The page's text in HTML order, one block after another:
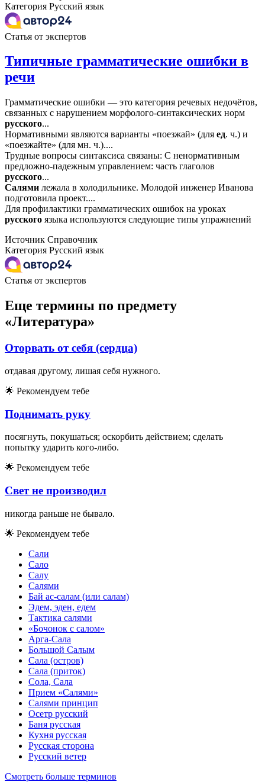
Категория Русский язык
Статья от экспертов
Типичные грамматические ошибки в
речи
Грамматические ошибки — это категория речевых недочётов,
связанных с нарушением морфолого-синтаксических норм
русского...
Нормативными являются варианты «поезжай» (для ед. ч.) и
«поезжайте» (для мн. ч.)....
Трудные вопросы синтаксиса связаны: С ненормативным
предложно-падежным управлением: часть глаголов
русского...
Салями лежала в холодильнике. Молодой инженер Иванова
подготовила проект....
Для профилактики грамматических ошибок на уроках
русского языка используются следующие типы упражнений
Источник Справочник
Категория Русский язык
Статья от экспертов
Еще термины по предмету
«Литература»
Оторвать от себя (сердца)
отдавая другому, лишая себя нужного.
🌟 Рекомендуем тебе
Поднимать руку
посягнуть, покушаться; оскорбить действием; сделать
попытку ударить кого-либо.
🌟 Рекомендуем тебе
Свет не производил
никогда раньше не бывало.
🌟 Рекомендуем тебе
Сали
Сало
Салу
Салями
Бай ас-салам (или салам)
Эдем, эден, едем
Тактика салями
«Бочонок с салом»
Арга-Сала
Большой Салым
Сала (остров)
Сала (приток)
Сола, Сала
Прием «Салями»
Салями принцип
Осетр русский
Баня русская
Кухня русская
Русская сторона
Русский ветер
Смотреть больше терминов